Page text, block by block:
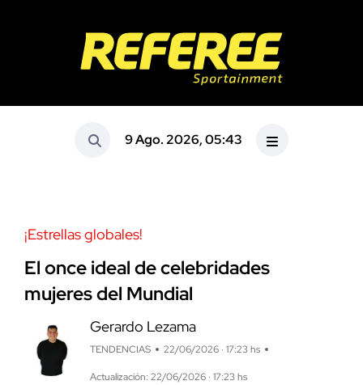
9 Ago. 2026, 05:43
¡Estrellas globales!
El once ideal de celebridades
mujeres del Mundial
Gerardo Lezama
TENDENCIAS 22/06/2026 · 17:23 hs
Actualización: 22/06/2026 · 17:23 hs